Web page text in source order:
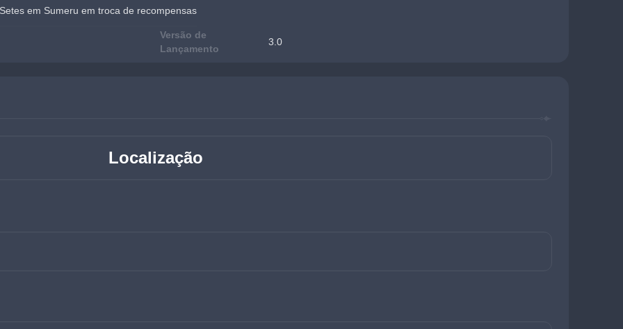
em Sumeru em troca de recompensas
Versão de
Lançamento
3.0
Localização